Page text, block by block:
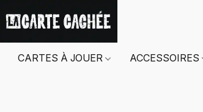
CARTES À JOUER ACCESSOIRES